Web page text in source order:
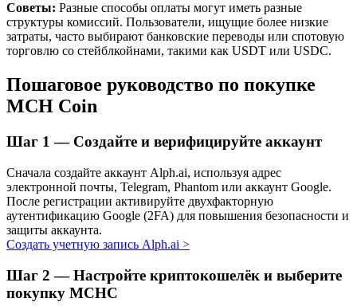
Получите долгосрочную прибыль и гибкие проценты
Узнайте о пассивном доходе
Советы: Разные способы оплаты могут иметь разные
структуры комиссий. Пользователи, ищущие более низкие
затраты, часто выбирают банковские переводы или спотовую
торговлю со стейблкойнами, такими как USDT или USDC.
Пошаговое руководство по покупке
MCH Coin
Шаг 1 — Создайте и верифицируйте аккаунт
Сначала создайте аккаунт Alph.ai, используя адрес
электронной почты, Telegram, Phantom или аккаунт Google.
После регистрации активируйте двухфакторную
аутентификацию Google (2FA) для повышения безопасности и
защиты аккаунта.
Создать учетную запись Alph.ai >
Шаг 2 — Настройте криптокошелёк и выберите
покупку MCHC